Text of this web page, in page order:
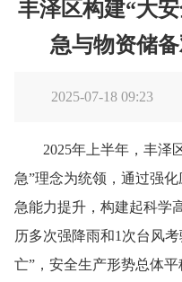
丰泽区构建“大
急与物资储
2025-07-18 09:23
2025年上半年，丰泽区
急”理念为统领，通过强
急能力提升，构建起科学
历多次强降雨和1次台风
亡”，安全生产形势总体